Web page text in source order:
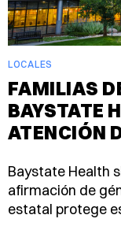
LOCALES
FAMILIAS
BAYSTATE
ATENCIÓN
Baystate Health
afirmación de
estatal protege